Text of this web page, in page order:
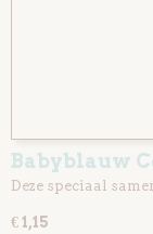
Babyblauw
Deze speciaal
€ 1,15